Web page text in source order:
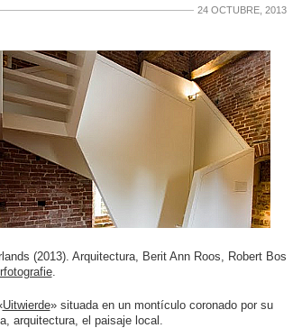
24 OCTUBRE, 2013
(2013). Arquitectura, Berit Ann Roos, Robert Bos
.
Uitwierde» situada en un montículo coronado por su
arquitectura, el paisaje local.